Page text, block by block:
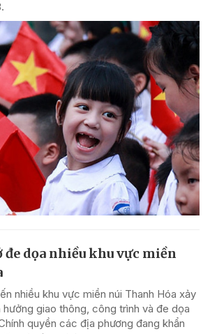
đe dọa nhiều khu vực miền
nhiều khu vực miền núi Thanh Hóa xảy
hưởng giao thông, công trình và đe dọa
quyền các địa phương đang khẩn